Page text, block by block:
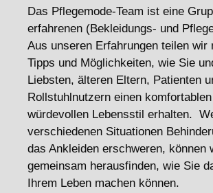
Das Pflegemode-Team ist eine
erfahrenen (Bekleidungs- und
Aus unseren Erfahrungen teilen wir
Tipps und Möglichkeiten, wie Sie
Liebsten, älteren Eltern, Patienten
Rollstuhlnutzern einen komfortablen
würdevollen Lebensstil erhalten.
verschiedenen Situationen
das Ankleiden erschweren, können
gemeinsam herausfinden, wie Sie
Ihrem Leben machen können.